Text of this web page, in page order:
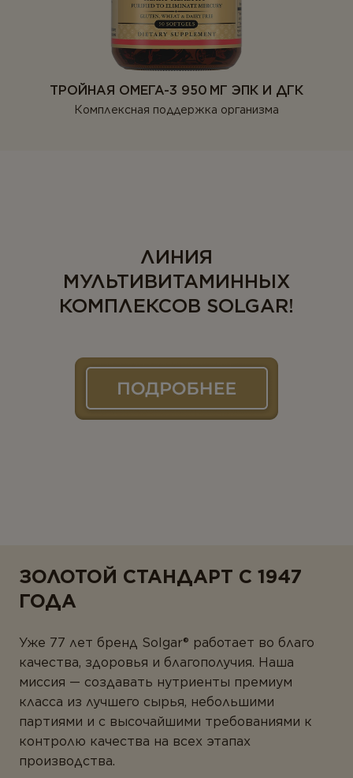
ТРОЙНАЯ ОМЕГА-3 950 МГ ЭПК И ДГК
Комплексная поддержка организма
ЛИНИЯ
МУЛЬТИВИТАМИННЫХ
КОМПЛЕКСОВ SOLGAR!
ЗОЛОТОЙ СТАНДАРТ С 1947
ГОДА
Уже 77 лет бренд Solgar® работает во благо
качества, здоровья и благополучия. Наша
миссия — создавать нутриенты премиум
класса из лучшего сырья, небольшими
партиями и с высочайшими требованиями к
контролю качества на всех этапах
производства.